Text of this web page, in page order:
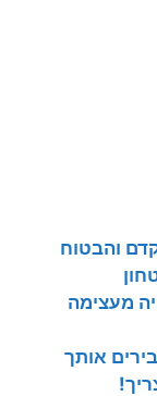
והבטוח
מעצימה
אותך